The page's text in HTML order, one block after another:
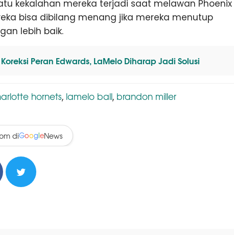
kekalahan mereka terjadi saat melawan Phoenix
bisa dibilang menang jika mereka menutup
lebih baik.
Peran Edwards, LaMelo Diharap Jadi Solusi
hornets, lamelo ball, brandon miller
diGoogleNews